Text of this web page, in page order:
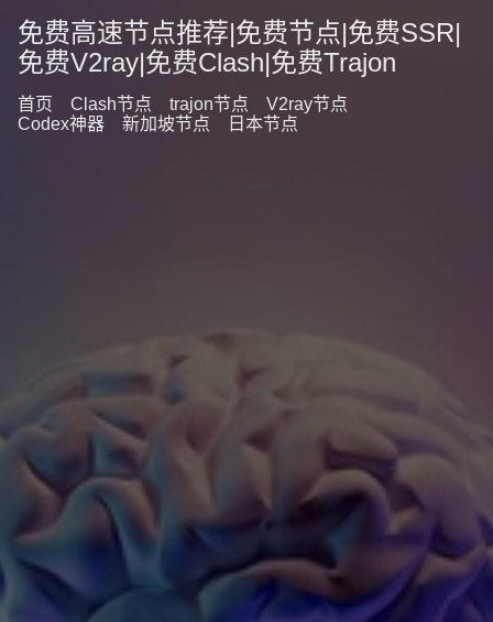
免费高速节点推荐|免费节点|免费SSR|
免费V2ray|免费Clash|免费Trajon
首页 Clash节点 trajon节点
V2ray节点
Codex神器
新加坡节点 日本节点